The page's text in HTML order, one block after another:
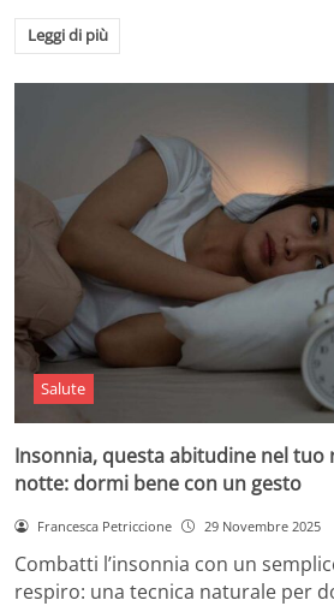
Leggi di più
Salute
Insonnia, questa abitudine nel tuo
notte: dormi bene con un gesto
Francesca Petriccione 29 Novembre 2025
Combatti l’insonnia con un
respiro: una tecnica naturale per